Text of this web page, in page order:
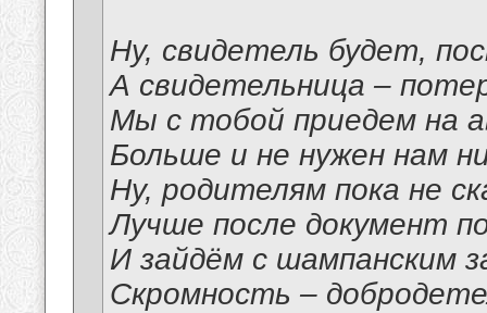
Ну, свидетель будет,
А свидетельница –
Мы с тобой приедем на
Больше и не нужен нам
Ну, родителям пока не
Лучше после документ
И зайдём с шампанским
Скромность –